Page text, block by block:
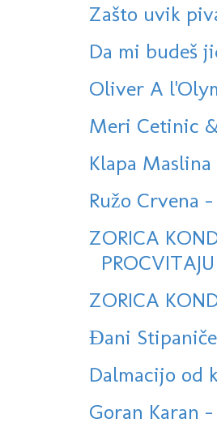
Zašto uvik
Da mi budeš
Oliver A
Meri Cetinic
Klapa
Ružo Crvena
ZORICA
PROCVITAJU
ZORICA
Đani
Dalmacijo od
Goran Karan